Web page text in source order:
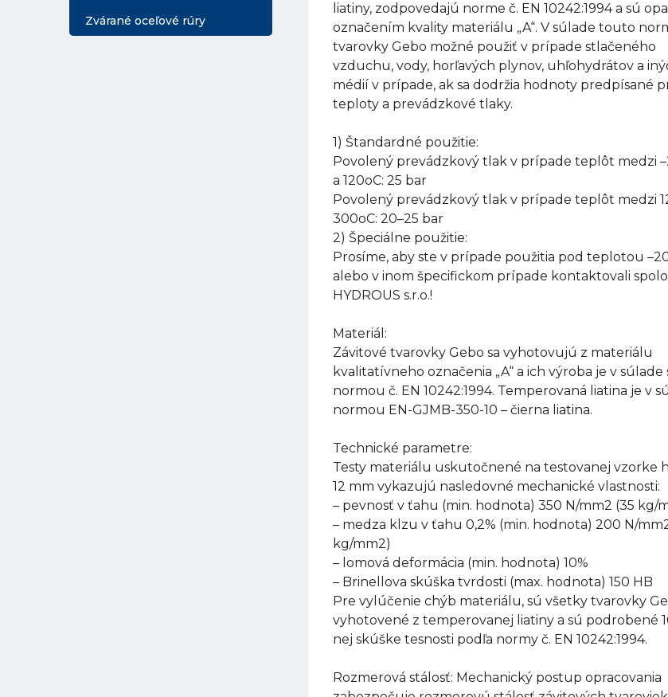
Zvárané oceľové rúry
liatiny, zodpovedajú norme č. EN 10242:1994 a sú
označením kvality materiálu „A“. V súlade touto
tvarovky Gebo možné použiť v prípade stlačeného
vzduchu, vody, horľavých plynov, uhľohydrátov a
médií v prípade, ak sa dodržia hodnoty predpísané
teploty a prevádzkové tlaky.
1) Štandardné použitie:
Povolený prevádzkový tlak v prípade teplôt medzi
a 120oC: 25 bar
Povolený prevádzkový tlak v prípade teplôt medzi
300oC: 20–25 bar
2) Špeciálne použitie:
Prosíme, aby ste v prípade použitia pod teplotou
alebo v inom špecifickom prípade kontaktovali
HYDROUS s.r.o.!
Materiál:
Závitové tvarovky Gebo sa vyhotovujú z materiálu
kvalitatívneho označenia „A“ a ich výroba je v súlade
normou č. EN 10242:1994. Temperovaná liatina je v
normou EN-GJMB-350-10 – čierna liatina.
Technické parametre:
Testy materiálu uskutočnené na testovanej vzorke
12 mm vykazujú nasledovné mechanické vlastnosti:
– pevnosť v ťahu (min. hodnota) 350 N/mm2 (35 kg/
– medza klzu v ťahu 0,2% (min. hodnota) 200 N/
kg/mm2)
– lomová deformácia (min. hodnota) 10%
– Brinellova skúška tvrdosti (max. hodnota) 150 HB
Pre vylúčenie chýb materiálu, sú všetky tvarovky
vyhotovené z temperovanej liatiny a sú podrobené
nej skúške tesnosti podľa normy č. EN 10242:1994.
Rozmerová stálosť: Mechanický postup opracovania